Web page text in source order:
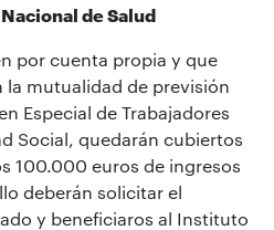
de Salud
por cuenta propia y que
mutualidad de previsión
Especial de Trabajadores
Social, quedarán cubiertos
100.000 euros de ingresos
deberán solicitar el
y beneficiaros al Instituto